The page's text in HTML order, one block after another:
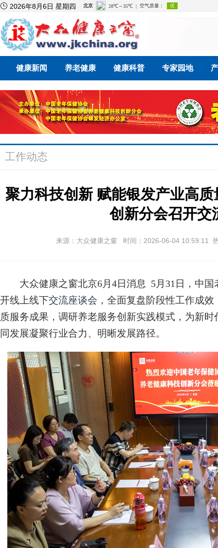
 2026年8月6日 星期四
健康新闻 养老健康 健康科普 专家园地
工作动态
聚力科技创新 赋能银发产业高
创新分会召开交
来源：大众健康之窗 时间：2026-06-04 10:59:11
大众健康之窗北京6月4日消息 5月31日，中国
开线上线下交流座谈会 ，全面复盘阶段性工作成
质服务成果，调研养老服务创新实践模式，为新
同发展凝聚行业合力、明晰发展路径。